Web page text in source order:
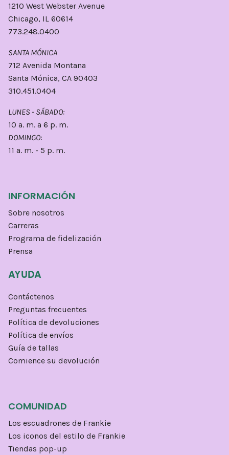
1210 West Webster Avenue
Chicago, IL 60614
773.248.0400
SANTA MÓNICA
712 Avenida Montana
Santa Mónica, CA 90403
310.451.0404
LUNES - SÁBADO:
10 a. m. a 6 p. m.
DOMINGO:
11 a. m. - 5 p. m.
INFORMACIÓN
Sobre nosotros
Carreras
Programa de fidelización
Prensa
AYUDA
Contáctenos
Preguntas frecuentes
Política de devoluciones
Política de envíos
Guía de tallas
Comience su devolución
COMUNIDAD
Los escuadrones de Frankie
Los iconos del estilo de Frankie
Tiendas pop-up